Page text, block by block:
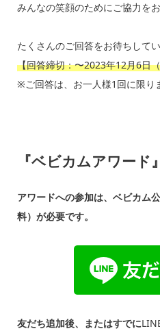
みんなの笑顔のためにご協力を
たくさんのご回答をお待ちしてい
【回答締切：〜2023年12月6日
※ご回答は、お一人様1回に限り
『ベビカムアワード
アワードへの参加は、ベビカム
料）が必要です。
友だち追加後、またはすでに